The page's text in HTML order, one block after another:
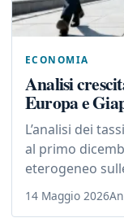
ECONOMIA
Analisi
Europa e
L’analisi dei
al primo
eterogeneo
14 Maggio 2026